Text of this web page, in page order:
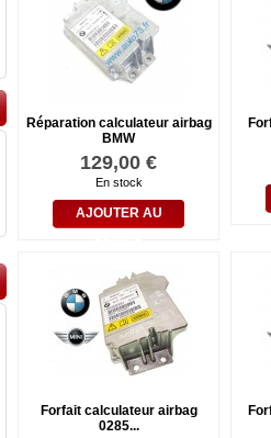
Réparation calculateur airbag
BMW
129,00 €
En stock
AJOUTER AU
Forfait calculateur airbag
0285...